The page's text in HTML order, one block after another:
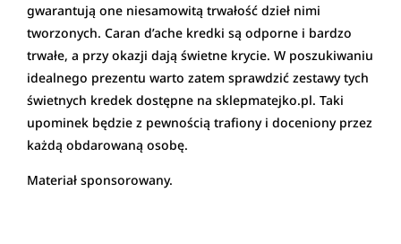
gwarantują one niesamowitą trwałość dzieł nimi
tworzonych. Caran d’ache kredki są odporne i bardzo
trwałe, a przy okazji dają świetne krycie. W poszukiwaniu
idealnego prezentu warto zatem sprawdzić zestawy tych
świetnych kredek dostępne na sklepmatejko.pl. Taki
upominek będzie z pewnością trafiony i doceniony przez
każdą obdarowaną osobę.
Materiał sponsorowany.